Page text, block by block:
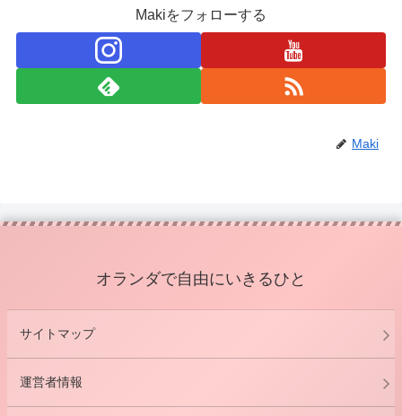
Makiをフォローする
Maki
オランダで自由にいきるひと
サイトマップ
運営者情報